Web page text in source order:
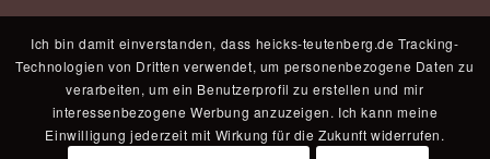
Ich bin damit einverstanden, dass heicks-teutenberg.de Tracking-
Technologien von Dritten verwendet, um personenbezogene Daten zu
verarbeiten, um ein Benutzerprofil zu erstellen und mir
interessenbezogene Werbung anzuzeigen. Ich kann meine
Einwilligung jederzeit mit Wirkung für die Zukunft widerrufen.